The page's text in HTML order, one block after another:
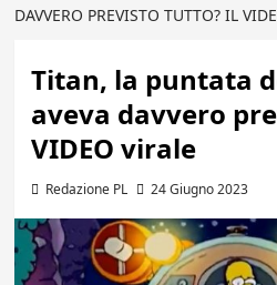
DAVVERO PREVISTO TUTTO? IL
Titan, la puntata
aveva davvero
VIDEO virale
Redazione PL 24 Giugno 2023